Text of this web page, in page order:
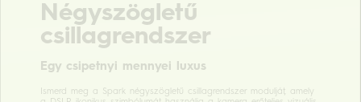
Négyszögletű
csillagrendszer
Egy csipetnyi mennyei luxus
Ismerd meg a Spark négyszögletű csillagrendszer modulját, amely